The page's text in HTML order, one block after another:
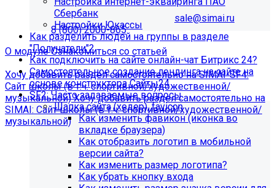
Для приобретения модуля необходимо обратиться в
отдел продаж по электронной почте sale@simai.ru
телефону 8 (800) 2000-865
О модулеОзнакомиться со статьей
Хочу добавить раздел самостоятельно на SIMAI-SF4:
Сайт школы (в т.ч. спортивной/художественной/
музыкальной)Хочу добавить раздел самостоятельно на
SIMAI: Сайт школы (в т.ч. спортивной/художественной/
музыкальной)
Информация по появлению ошибки
[MP_LICENSE_VIOLATION] В вашу лицензию не входит
модуль SIMAI-SF4: Сведения об образовательной
Сбербанк
Настройки Юкассы
Как разделить людей на группы в разделе
"Получатели"?
Как подключить на сайте онлайн-чат Битрикс 24?
Самостоятельное создание лендинга на сайте на
основе конструктора Сайты24
SF2: Часто задаваемые вопросы
Шапка сайта (хедер), favicon
Как изменить фавикон (иконка во
вкладке браузера)
Как отобразить логотип в мобильной
версии сайта?
Как изменить размер логотипа?
Как убрать кнопку входа